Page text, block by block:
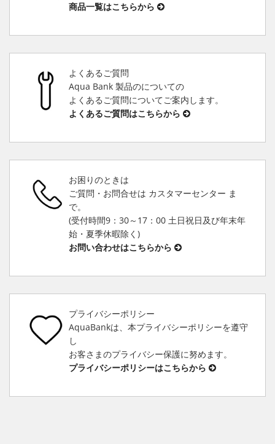
商品一覧はこちらから
よくあるご質問
Aqua Bank 製品のについての
よくあるご質問についてご案内します。
よくあるご質問はこちらから
お困りのときは
ご質問・お問合せは カスタマーセンター ま
で。
(受付時間9：30～17：00 土日祝日及び年末年
始・夏季休暇除く)
お問い合わせはこちらから
プライバシーポリシー
AquaBankは、本プライバシーポリシーを遵守
し
お客さまのプライバシー保護に努めます。
プライバシーポリシーはこちらから